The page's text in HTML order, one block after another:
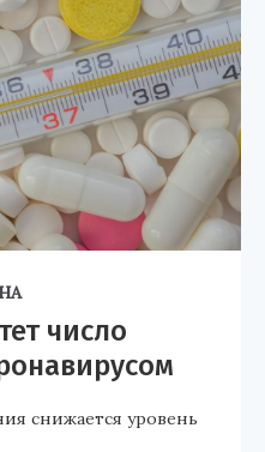
число
снижается уровень